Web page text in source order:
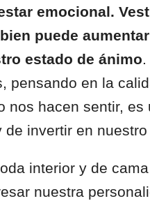
emocional.
puede
estado de ánimo
pensando en la
nos hacen sentir, es
de invertir en
interior y de
nuestra